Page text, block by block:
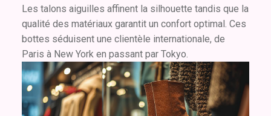
Les talons aiguilles affinent la silhouette tandis que la
qualité des matériaux garantit un confort optimal. Ces
bottes séduisent une clientèle internationale, de
Paris à New York en passant par Tokyo.